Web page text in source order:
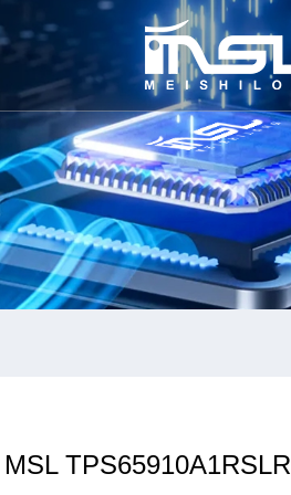
MSL TPS65910A1RSLR